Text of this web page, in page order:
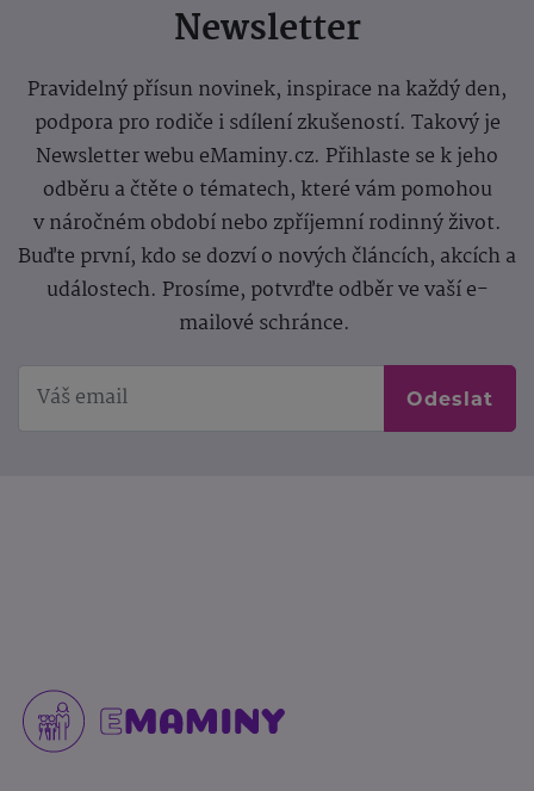
Newsletter
Pravidelný přísun novinek, inspirace na každý den,
podpora pro rodiče i sdílení zkušeností. Takový je
Newsletter webu eMaminy.cz. Přihlaste se k jeho
odběru a čtěte o tématech, které vám pomohou
v náročném období nebo zpříjemní rodinný život.
Buďte první, kdo se dozví o nových článcích, akcích a
událostech. Prosíme, potvrďte odběr ve vaší e-
mailové schránce.
Odeslat